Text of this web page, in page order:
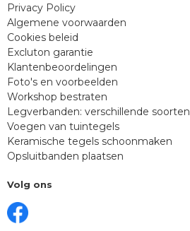
Privacy Policy
Algemene voorwaarden
Cookies beleid
Excluton garantie
Klantenbeoordelingen
Foto's en voorbeelden
Workshop bestraten
Legverbanden: verschillende soorten
Voegen van tuintegels
Keramische tegels schoonmaken
Opsluitbanden plaatsen
Volg ons